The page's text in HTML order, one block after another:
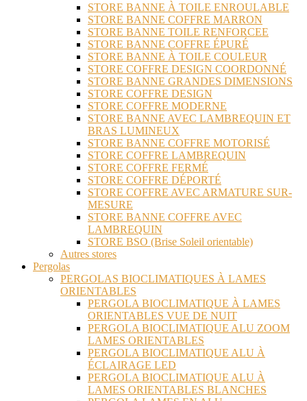
STORE BANNE À TOILE ENROULABLE
STORE BANNE COFFRE MARRON
STORE BANNE TOILE RENFORCEE
STORE BANNE COFFRE ÉPURÉ
STORE BANNE À TOILE COULEUR
STORE COFFRE DESIGN COORDONNÉ
STORE BANNE GRANDES DIMENSIONS
STORE COFFRE DESIGN
STORE COFFRE MODERNE
STORE BANNE AVEC LAMBREQUIN ET
BRAS LUMINEUX
STORE BANNE COFFRE MOTORISÉ
STORE COFFRE LAMBREQUIN
STORE COFFRE FERMÉ
STORE COFFRE DÉPORTÉ
STORE COFFRE AVEC ARMATURE SUR-
MESURE
STORE BANNE COFFRE AVEC
LAMBREQUIN
STORE BSO (Brise Soleil orientable)
Autres stores
Pergolas
PERGOLAS BIOCLIMATIQUES À LAMES
ORIENTABLES
PERGOLA BIOCLIMATIQUE À LAMES
ORIENTABLES VUE DE NUIT
PERGOLA BIOCLIMATIQUE ALU ZOOM
LAMES ORIENTABLES
PERGOLA BIOCLIMATIQUE ALU À
ÉCLAIRAGE LED
PERGOLA BIOCLIMATIQUE ALU À
LAMES ORIENTABLES BLANCHES